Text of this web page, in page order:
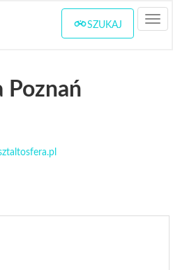
SZUKAJ
Poznań